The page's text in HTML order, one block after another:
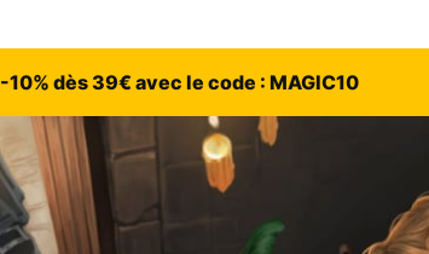
-10% dès 39€ avec le code : MAGIC10